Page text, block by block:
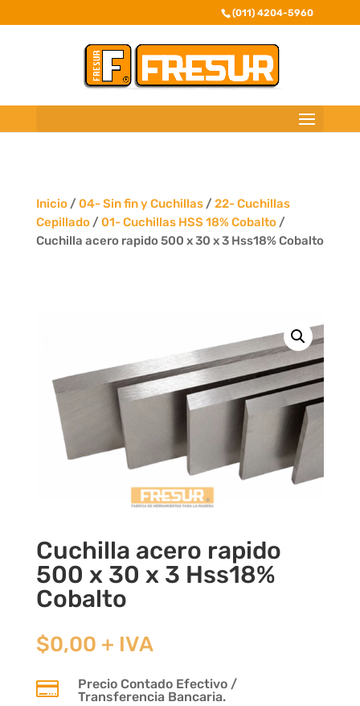
(011) 4204-5960
Inicio/ 04- Sin fin y Cuchillas/ 22- Cuchillas
Cepillado/ 01- Cuchillas HSS 18% Cobalto/
Cuchilla acero rapido 500 x 30 x 3 Hss18% Cobalto
Cuchilla acero rapido
500 x 30 x 3 Hss18%
Cobalto
$0,00 + IVA

Precio Contado Efectivo /
Transferencia Bancaria.